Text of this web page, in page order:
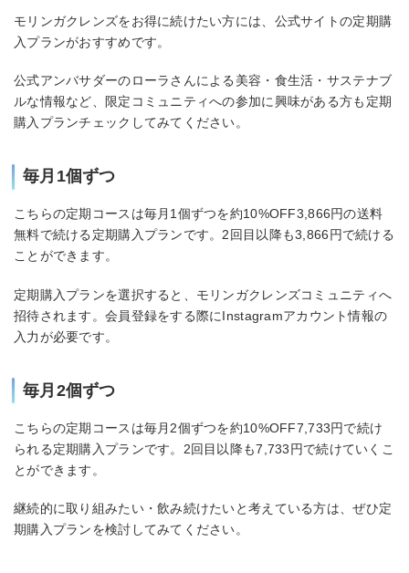
モリンガクレンズをお得に続けたい方には、公式サイトの定期購
入プランがおすすめです。
公式アンバサダーのローラさんによる美容・食生活・サステナブ
ルな情報など、限定コミュニティへの参加に興味がある方も定期
購入プランチェックしてみてください。
毎月1個ずつ
こちらの定期コースは毎月1個ずつを約10%OFF3,866円の送料
無料で続ける定期購入プランです。2回目以降も3,866円で続ける
ことができます。
定期購入プランを選択すると、モリンガクレンズコミュニティへ
招待されます。会員登録をする際にInstagramアカウント情報の
入力が必要です。
毎月2個ずつ
こちらの定期コースは毎月2個ずつを約10%OFF7,733円で続け
られる定期購入プランです。2回目以降も7,733円で続けていくこ
とができます。
継続的に取り組みたい・飲み続けたいと考えている方は、ぜひ定
期購入プランを検討してみてください。